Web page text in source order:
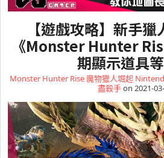
【遊戲攻略】新手
《Monster Hunter
期顯示道具
Monster Hunter Rise 魔物獵人堀起
盡殺手on 2021-